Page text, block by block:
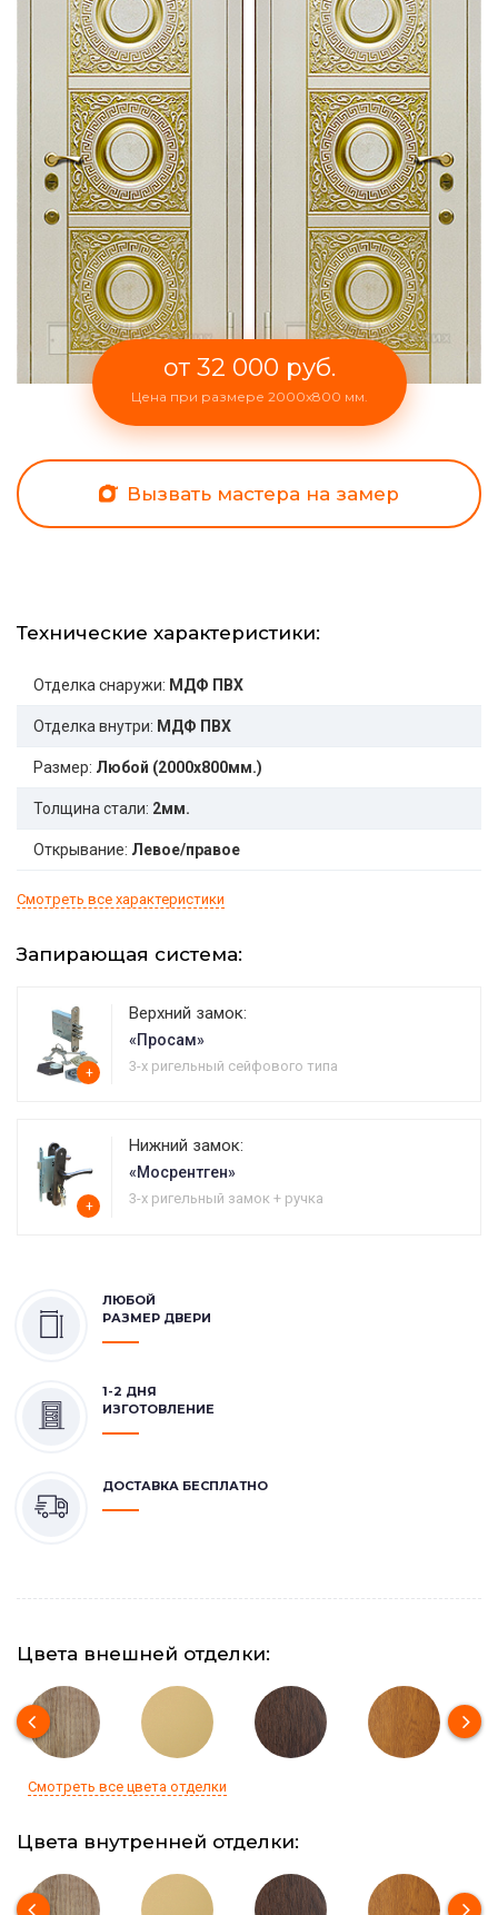
от 32 000 руб.
Цена при размере 2000x800 мм.
Вызвать мастера на замер
Технические характеристики:
Отделка снаружи: МДФ ПВХ
Отделка внутри: МДФ ПВХ
Размер: Любой (2000x800мм.)
Толщина стали: 2мм.
Открывание: Левое/правое
Смотреть все характеристики
Запирающая система:
+
Верхний замок:
«Просам»
3-х ригельный сейфового типа
+
Нижний замок:
«Мосрентген»
3-х ригельный замок + ручка
ЛЮБОЙ
РАЗМЕР ДВЕРИ
1-2 ДНЯ
ИЗГОТОВЛЕНИЕ
ДОСТАВКА БЕСПЛАТНО
Цвета внешней отделки:
Смотреть все цвета отделки
Цвета внутренней отделки: